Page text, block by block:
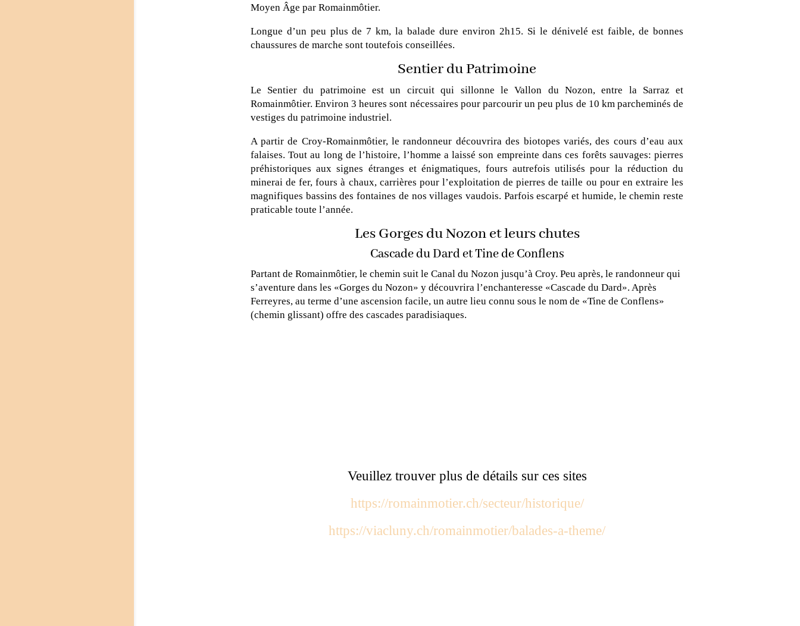
Moyen Âge par Romainmôtier.
Longue d’un peu plus de 7 km, la balade dure environ 2h15. Si le dénivelé est faible, de bonnes
chaussures de marche sont toutefois conseillées.
Sentier du Patrimoine
Le Sentier du patrimoine est un circuit qui sillonne le Vallon du Nozon, entre la Sarraz et
Romainmôtier. Environ 3 heures sont nécessaires pour parcourir un peu plus de 10 km parcheminés de
vestiges du patrimoine industriel.
A partir de Croy-Romainmôtier, le randonneur découvrira des biotopes variés, des cours d’eau aux
falaises. Tout au long de l’histoire, l’homme a laissé son empreinte dans ces forêts sauvages: pierres
préhistoriques aux signes étranges et énigmatiques, fours autrefois utilisés pour la réduction du
minerai de fer, fours à chaux, carrières pour l’exploitation de pierres de taille ou pour en extraire les
magnifiques bassins des fontaines de nos villages vaudois. Parfois escarpé et humide, le chemin reste
praticable toute l’année.
Les Gorges du Nozon et leurs chutes
Cascade du Dard et Tine de Conflens
Partant de Romainmôtier, le chemin suit le Canal du Nozon jusqu’à Croy. Peu après, le randonneur qui
s’aventure dans les «Gorges du Nozon» y découvrira l’enchanteresse «Cascade du Dard». Après
Ferreyres, au terme d’une ascension facile, un autre lieu connu sous le nom de «Tine de Conflens»
(chemin glissant) offre des cascades paradisiaques.
Veuillez trouver plus de détails sur ces sites
https://romainmotier.ch/secteur/historique/
https://viacluny.ch/romainmotier/balades-a-theme/